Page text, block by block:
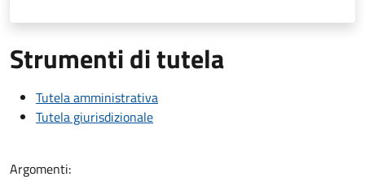
Strumenti di tutela
Tutela amministrativa
Tutela giurisdizionale
Argomenti: